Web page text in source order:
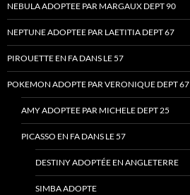
NEBULA ADOPTEE PAR MARGAUX DEPT 90
NEPTUNE ADOPTEE PAR LAETITIA DEPT 67
PIROUETTE EN FA DANS LE 57
POKEMON ADOPTE PAR VERONIQUE DEPT 67
AMY ADOPTEE PAR MICHELE DEPT 25
PICASSO EN FA DANS LE 57
DESTINY ADOPTÉE EN ANGLETERRE
SIMBA ADOPTE